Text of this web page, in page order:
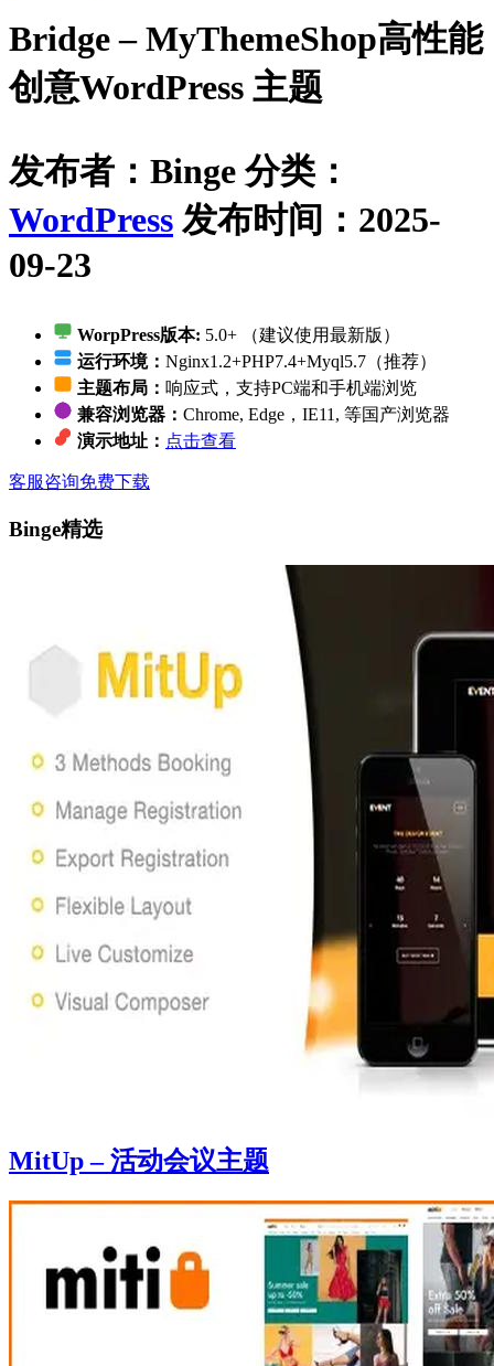
Bridge – MyThemeShop高性能
创意WordPress 主题
发布者：Binge 分类：
WordPress 发布时间：2025-
09-23
WorpPress版本: 5.0+ （建议使用最新版）
运行环境： Nginx1.2+PHP7.4+Myql5.7（推荐）
主题布局： 响应式，支持PC端和手机端浏览
兼容浏览器： Chrome, Edge，IE11, 等国产浏览器
演示地址： 点击查看
客服咨询免费下载
Binge精选
MitUp – 活动会议主题